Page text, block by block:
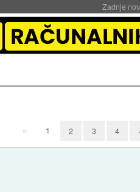
Zadnje
« 1 2 3 4